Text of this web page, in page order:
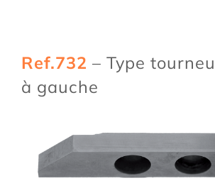
Ref.732 – Type
à gauche